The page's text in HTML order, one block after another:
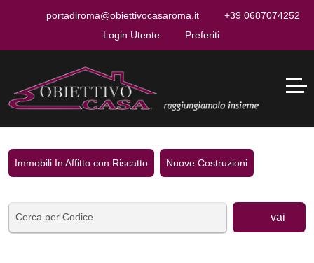
portadiroma@obiettivocasaroma.it
+39 0687074252
Login Utente
Preferiti
Immobili In Affitto con Riscatto Nuove Costruzioni
vai